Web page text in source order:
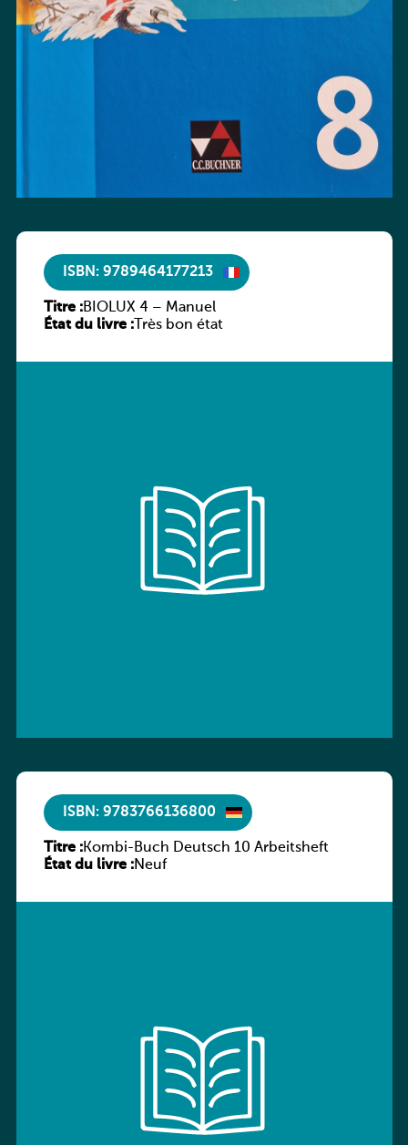
ISBN: 9789464177213
Titre :BIOLUX 4 – Manuel
État du livre :Très bon état
ISBN: 9783766136800
Titre :Kombi-Buch Deutsch 10 Arbeitsheft
État du livre :Neuf